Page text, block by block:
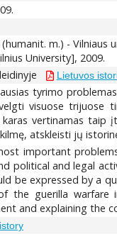
m.) - Vilniaus
University], 2009.
Lietuvos
tyrimo
visuose trijuose
vertinamas taip
atskleisti jų
important
political and legal
be expressed by a
the guerilla warfare
and explaining the